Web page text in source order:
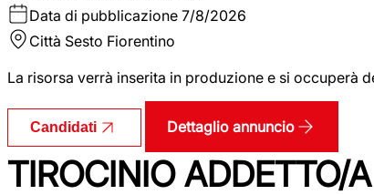
Data di pubblicazione 7/8/2026
Città Sesto Fiorentino
La risorsa verrà inserita in produzione e si occuperà
Candidati Dettaglio annuncio
TIROCINIO ADDETTO/